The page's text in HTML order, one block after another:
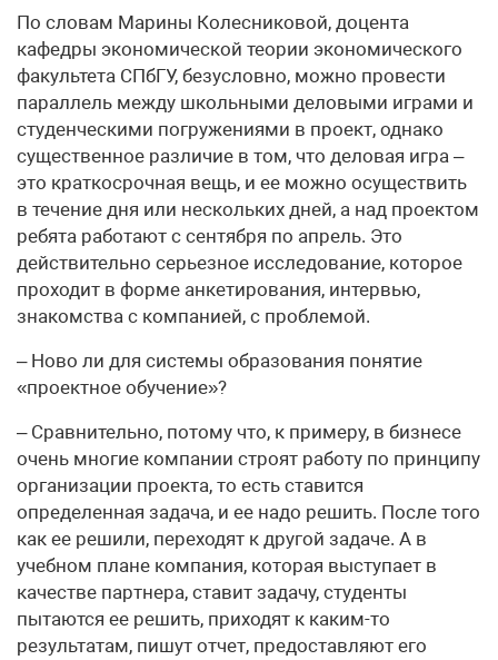
По словам Марины Колесниковой, доцента
кафедры экономической теории экономического
факультета СПбГУ, безусловно, можно провести
параллель между школьными деловыми играми и
студенческими погружениями в проект, однако
существенное различие в том, что деловая игра –
это краткосрочная вещь, и ее можно осуществить
в течение дня или нескольких дней, а над проектом
ребята работают с сентября по апрель. Это
действительно серьезное исследование, которое
проходит в форме анкетирования, интервью,
знакомства с компанией, с проблемой.
– Ново ли для системы образования понятие
«проектное обучение»?
– Сравнительно, потому что, к примеру, в бизнесе
очень многие компании строят работу по принципу
организации проекта, то есть ставится
определенная задача, и ее надо решить. После того
как ее решили, переходят к другой задаче. А в
учебном плане компания, которая выступает в
качестве партнера, ставит задачу, студенты
пытаются ее решить, приходят к каким-то
результатам, пишут отчет, предоставляют его